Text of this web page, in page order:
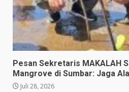
Pesan Sekretaris MAKALAH
Mangrove di Sumbar: Jaga
Juli 28, 2026